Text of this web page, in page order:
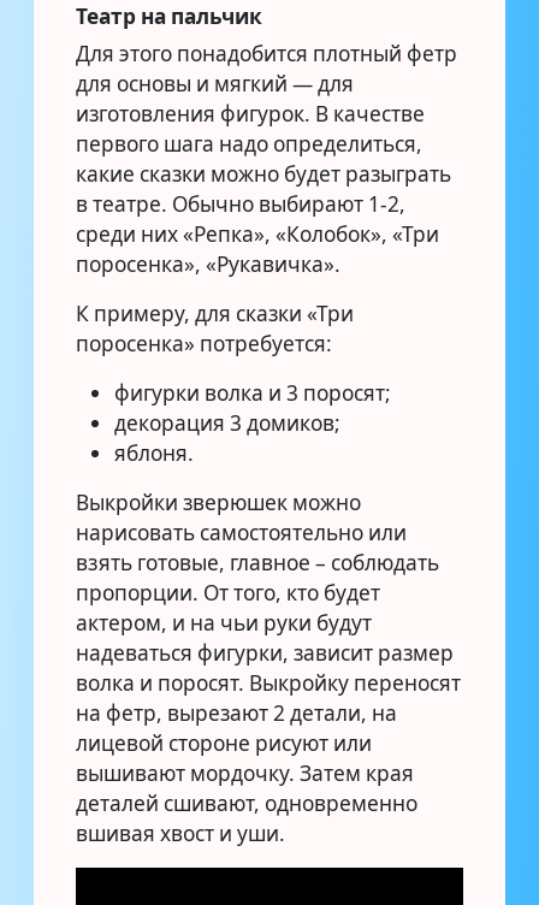
Театр на пальчик
Для этого понадобится плотный фетр
для основы и мягкий — для
изготовления фигурок. В качестве
первого шага надо определиться,
какие сказки можно будет разыграть
в театре. Обычно выбирают 1-2,
среди них «Репка», «Колобок», «Три
поросенка», «Рукавичка».
К примеру, для сказки «Три
поросенка» потребуется:
фигурки волка и 3 поросят;
декорация 3 домиков;
яблоня.
Выкройки зверюшек можно
нарисовать самостоятельно или
взять готовые, главное – соблюдать
пропорции. От того, кто будет
актером, и на чьи руки будут
надеваться фигурки, зависит размер
волка и поросят. Выкройку переносят
на фетр, вырезают 2 детали, на
лицевой стороне рисуют или
вышивают мордочку. Затем края
деталей сшивают, одновременно
вшивая хвост и уши.